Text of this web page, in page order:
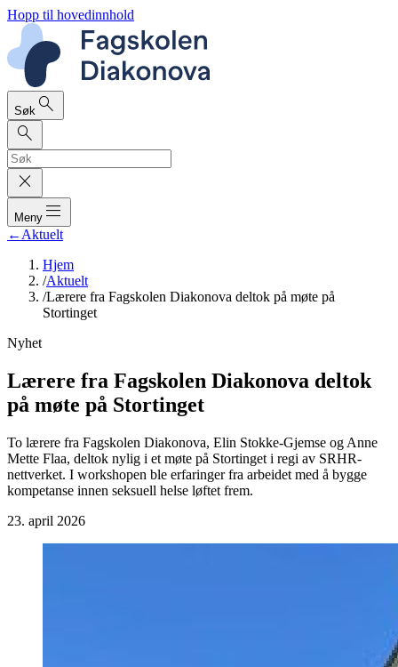
Hopp til hovedinnhold
Søk search
search
close
Meny dehaze
← Aktuelt
Hjem
/Aktuelt
/Lærere fra Fagskolen Diakonova deltok på møte på
Stortinget
Nyhet
Lærere fra Fagskolen Diakonova deltok
på møte på Stortinget
To lærere fra Fagskolen Diakonova, Elin Stokke-Gjemse og Anne
Mette Flaa, deltok nylig i et møte på Stortinget i regi av SRHR-
nettverket. I workshopen ble erfaringer fra arbeidet med å bygge
kompetanse innen seksuell helse løftet frem.
23. april 2026